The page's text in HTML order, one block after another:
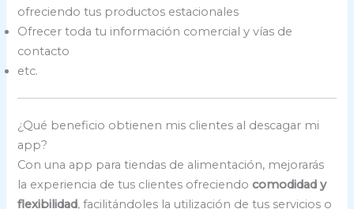
ofreciendo tus productos estacionales
Ofrecer toda tu información comercial y vías de
contacto
etc.
¿Qué beneficio obtienen mis clientes al descagar mi
app?
Con una app para tiendas de alimentación, mejorarás
la experiencia de tus clientes ofreciendocomodidad y
flexibilidad, facilitándoles la utilización de tus servicios o